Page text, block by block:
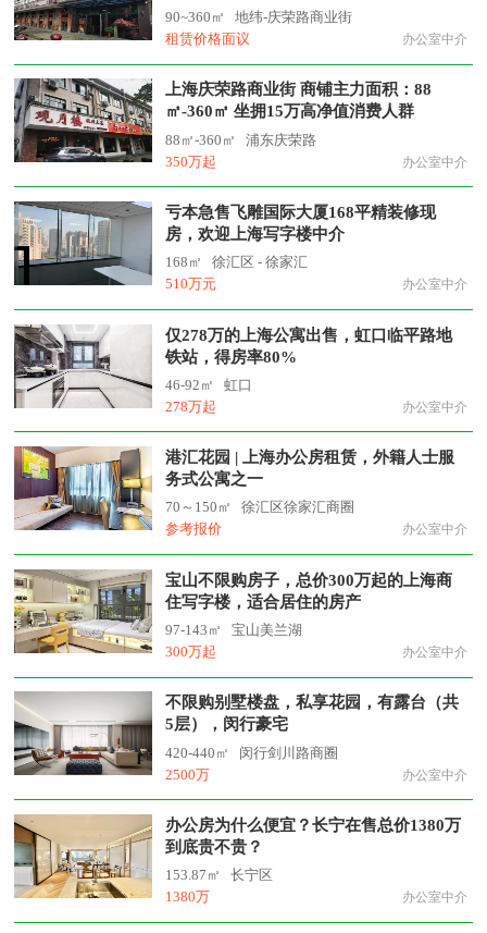
90~360㎡
地纬-庆荣路商业街
租赁价格面议
办公室中介
上海庆荣路商业街 商铺主力面积：88
㎡-360㎡ 坐拥15万高净值消费人群
88㎡-360㎡
浦东庆荣路
350万起
办公室中介
亏本急售飞雕国际大厦168平精装修现
房，欢迎上海写字楼中介
168㎡
徐汇区 - 徐家汇
510万元
办公室中介
仅278万的上海公寓出售，虹口临平路地
铁站，得房率80%
46-92㎡
虹口
278万起
办公室中介
港汇花园 | 上海办公房租赁，外籍人士服
务式公寓之一
70～150㎡
徐汇区徐家汇商圈
参考报价
办公室中介
宝山不限购房子，总价300万起的上海商
住写字楼，适合居住的房产
97-143㎡
宝山美兰湖
300万起
办公室中介
不限购别墅楼盘，私享花园，有露台（共
5层），闵行豪宅
420-440㎡
闵行剑川路商圈
2500万
办公室中介
办公房为什么便宜？长宁在售总价1380万
到底贵不贵？
153.87㎡
长宁区
1380万
办公室中介